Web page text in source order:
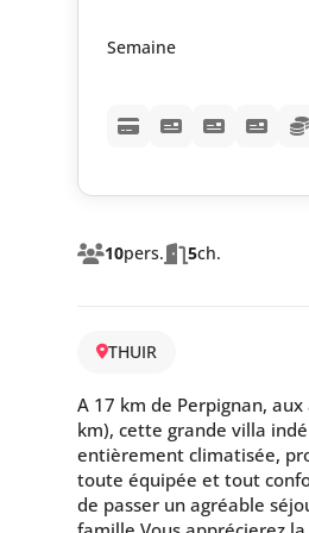
10pers. 5ch.
THUIR
A 17 km de Perpignan,
km), cette grande villa
entièrement climatisée,
toute équipée et tout
de passer un agréable
Semaine